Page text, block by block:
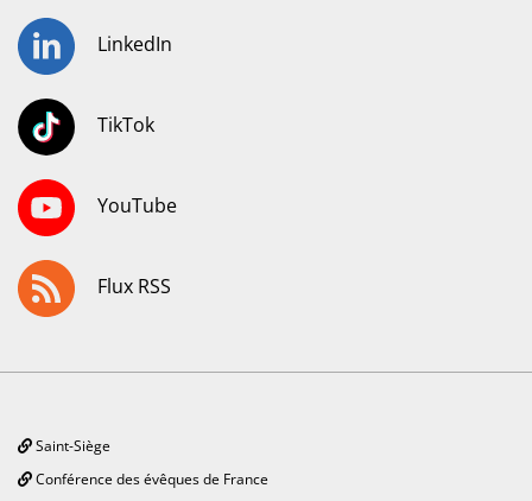
LinkedIn
TikTok
YouTube
Flux RSS
Saint-Siège
Conférence des évêques de France